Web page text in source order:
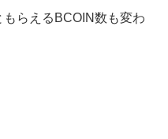
らえるBCOIN数も変わ